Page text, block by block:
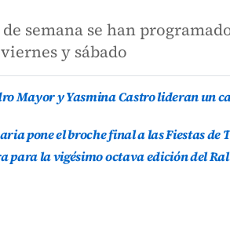
semana se han
y sábado
Mayor y Yasmina Castro lideran un
pone el broche final a las Fiestas de
para la vigésimo octava edición del